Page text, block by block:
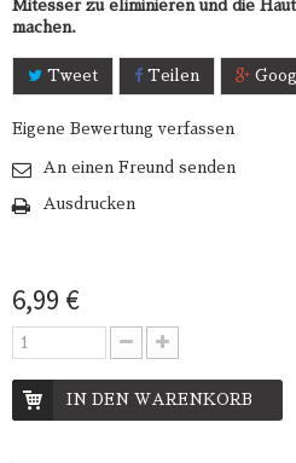
Mitesser zu eliminieren und die
machen.
Tweet Teilen
Eigene Bewertung verfassen
An einen Freund senden
Ausdrucken
6,99 €
IN DEN WARENKORB